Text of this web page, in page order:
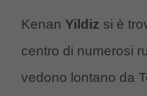
Kenan Yildiz si è
centro di numerosi
vedono lontano da